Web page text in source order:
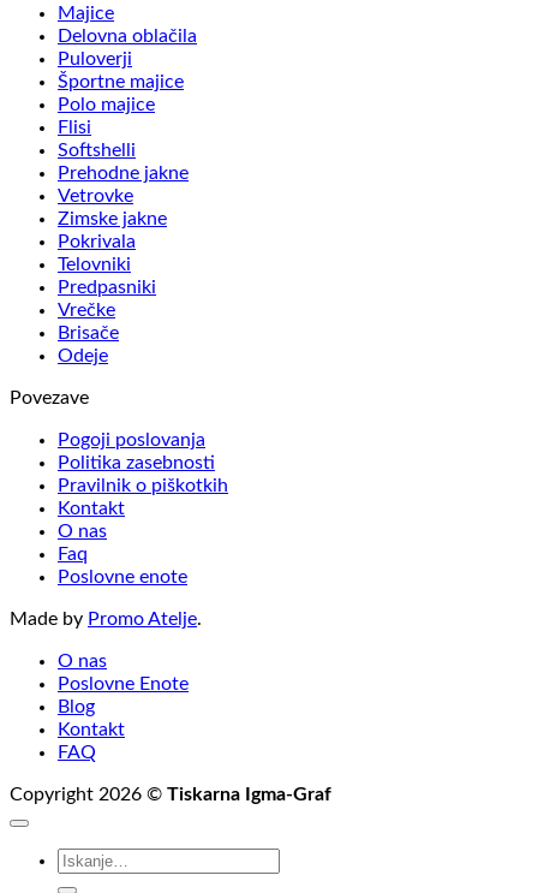
Majice
Delovna oblačila
Puloverji
Športne majice
Polo majice
Flisi
Softshelli
Prehodne jakne
Vetrovke
Zimske jakne
Pokrivala
Telovniki
Predpasniki
Vrečke
Brisače
Odeje
Povezave
Pogoji poslovanja
Politika zasebnosti
Pravilnik o piškotkih
Kontakt
O nas
Faq
Poslovne enote
Made by Promo Atelje.
O nas
Poslovne Enote
Blog
Kontakt
FAQ
Copyright 2026 © Tiskarna Igma-Graf
Išči: